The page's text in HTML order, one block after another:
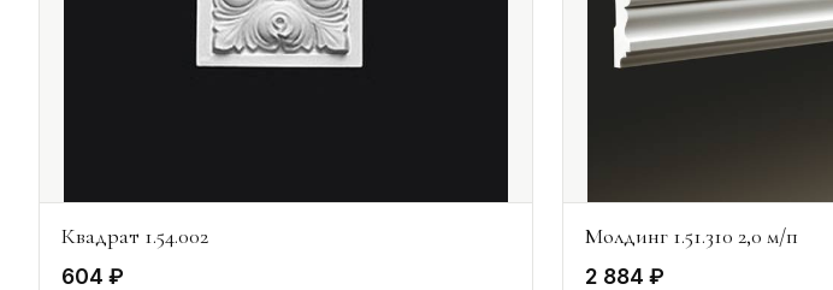
Квадрат 1.54.002
604 ₽
Молдинг 1.51.310 2,0 м/п
2 884 ₽